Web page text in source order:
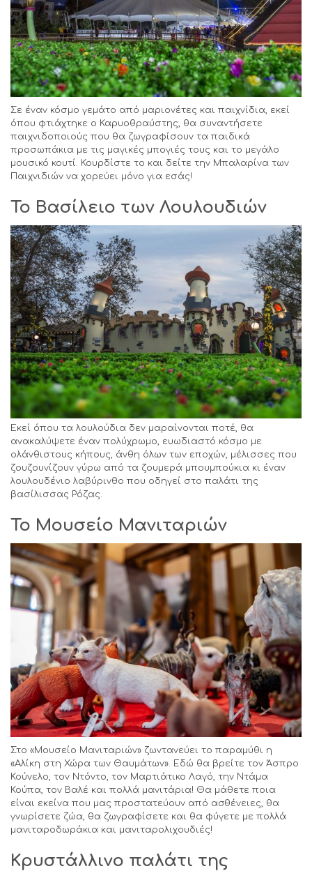
Σε έναν κόσμο γεμάτο από μαριονέτες και παιχνίδια, εκεί
όπου φτιάχτηκε ο Καρυοθραύστης, θα συναντήσετε
παιχνιδοποιούς που θα ζωγραφίσουν τα παιδικά
προσωπάκια με τις μαγικές μπογιές τους και το μεγάλο
μουσικό κουτί. Κουρδίστε το και δείτε την Μπαλαρίνα των
Παιχνιδιών να χορεύει μόνο για εσάς!
Το Βασίλειο των Λουλουδιών
Εκεί όπου τα λουλούδια δεν μαραίνονται ποτέ, θα
ανακαλύψετε έναν πολύχρωμο, ευωδιαστό κόσμο με
ολάνθιστους κήπους, άνθη όλων των εποχών, μέλισσες που
ζουζουνίζουν γύρω από τα ζουμερά μπουμπούκια κι έναν
λουλουδένιο λαβύρινθο που οδηγεί στο παλάτι της
βασίλισσας Ρόζας.
Το Μουσείο Μανιταριών
Στο «Μουσείο Μανιταριών» ζωντανεύει το παραμύθι η
«Αλίκη στη Χώρα των Θαυμάτων». Εδώ θα βρείτε τον Άσπρο
Κούνελο, τον Ντόντο, τον Μαρτιάτικο Λαγό, την Ντάμα
Κούπα, τον Βαλέ και πολλά μανιτάρια! Θα μάθετε ποια
είναι εκείνα που μας προστατεύουν από ασθένειες, θα
γνωρίσετε ζώα, θα ζωγραφίσετε και θα φύγετε με πολλά
μανιταροδωράκια και μανιταρολιχουδιές!
Κρυστάλλινο παλάτι της